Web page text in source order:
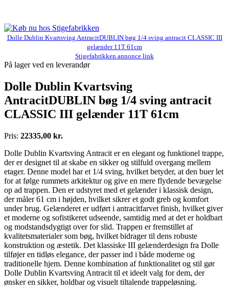
Dolle Dublin Kvartsving AntracitDUBLIN bøg 1/4 sving antracit CLASSIC III
gelænder 11T 61cm
Stigefabrikken annonce link
På lager ved en leverandør
Dolle Dublin Kvartsving
AntracitDUBLIN bøg 1/4 sving antracit
CLASSIC III gelænder 11T 61cm
Pris: 22335,00 kr.
Dolle Dublin Kvartsving Antracit er en elegant og funktionel trappe,
der er designet til at skabe en sikker og stilfuld overgang mellem
etager. Denne model har et 1/4 sving, hvilket betyder, at den buer let
for at følge rummets arkitektur og give en mere flydende bevægelse
op ad trappen. Den er udstyret med et gelænder i klassisk design,
der måler 61 cm i højden, hvilket sikrer et godt greb og komfort
under brug. Gelænderet er udført i antracitfarvet finish, hvilket giver
et moderne og sofistikeret udseende, samtidig med at det er holdbart
og modstandsdygtigt over for slid. Trappen er fremstillet af
kvalitetsmaterialer som bøg, hvilket bidrager til dens robuste
konstruktion og æstetik. Det klassiske III gelænderdesign fra Dolle
tilføjer en tidløs elegance, der passer ind i både moderne og
traditionelle hjem. Denne kombination af funktionalitet og stil gør
Dolle Dublin Kvartsving Antracit til et ideelt valg for dem, der
ønsker en sikker, holdbar og visuelt tiltalende trappeløsning.